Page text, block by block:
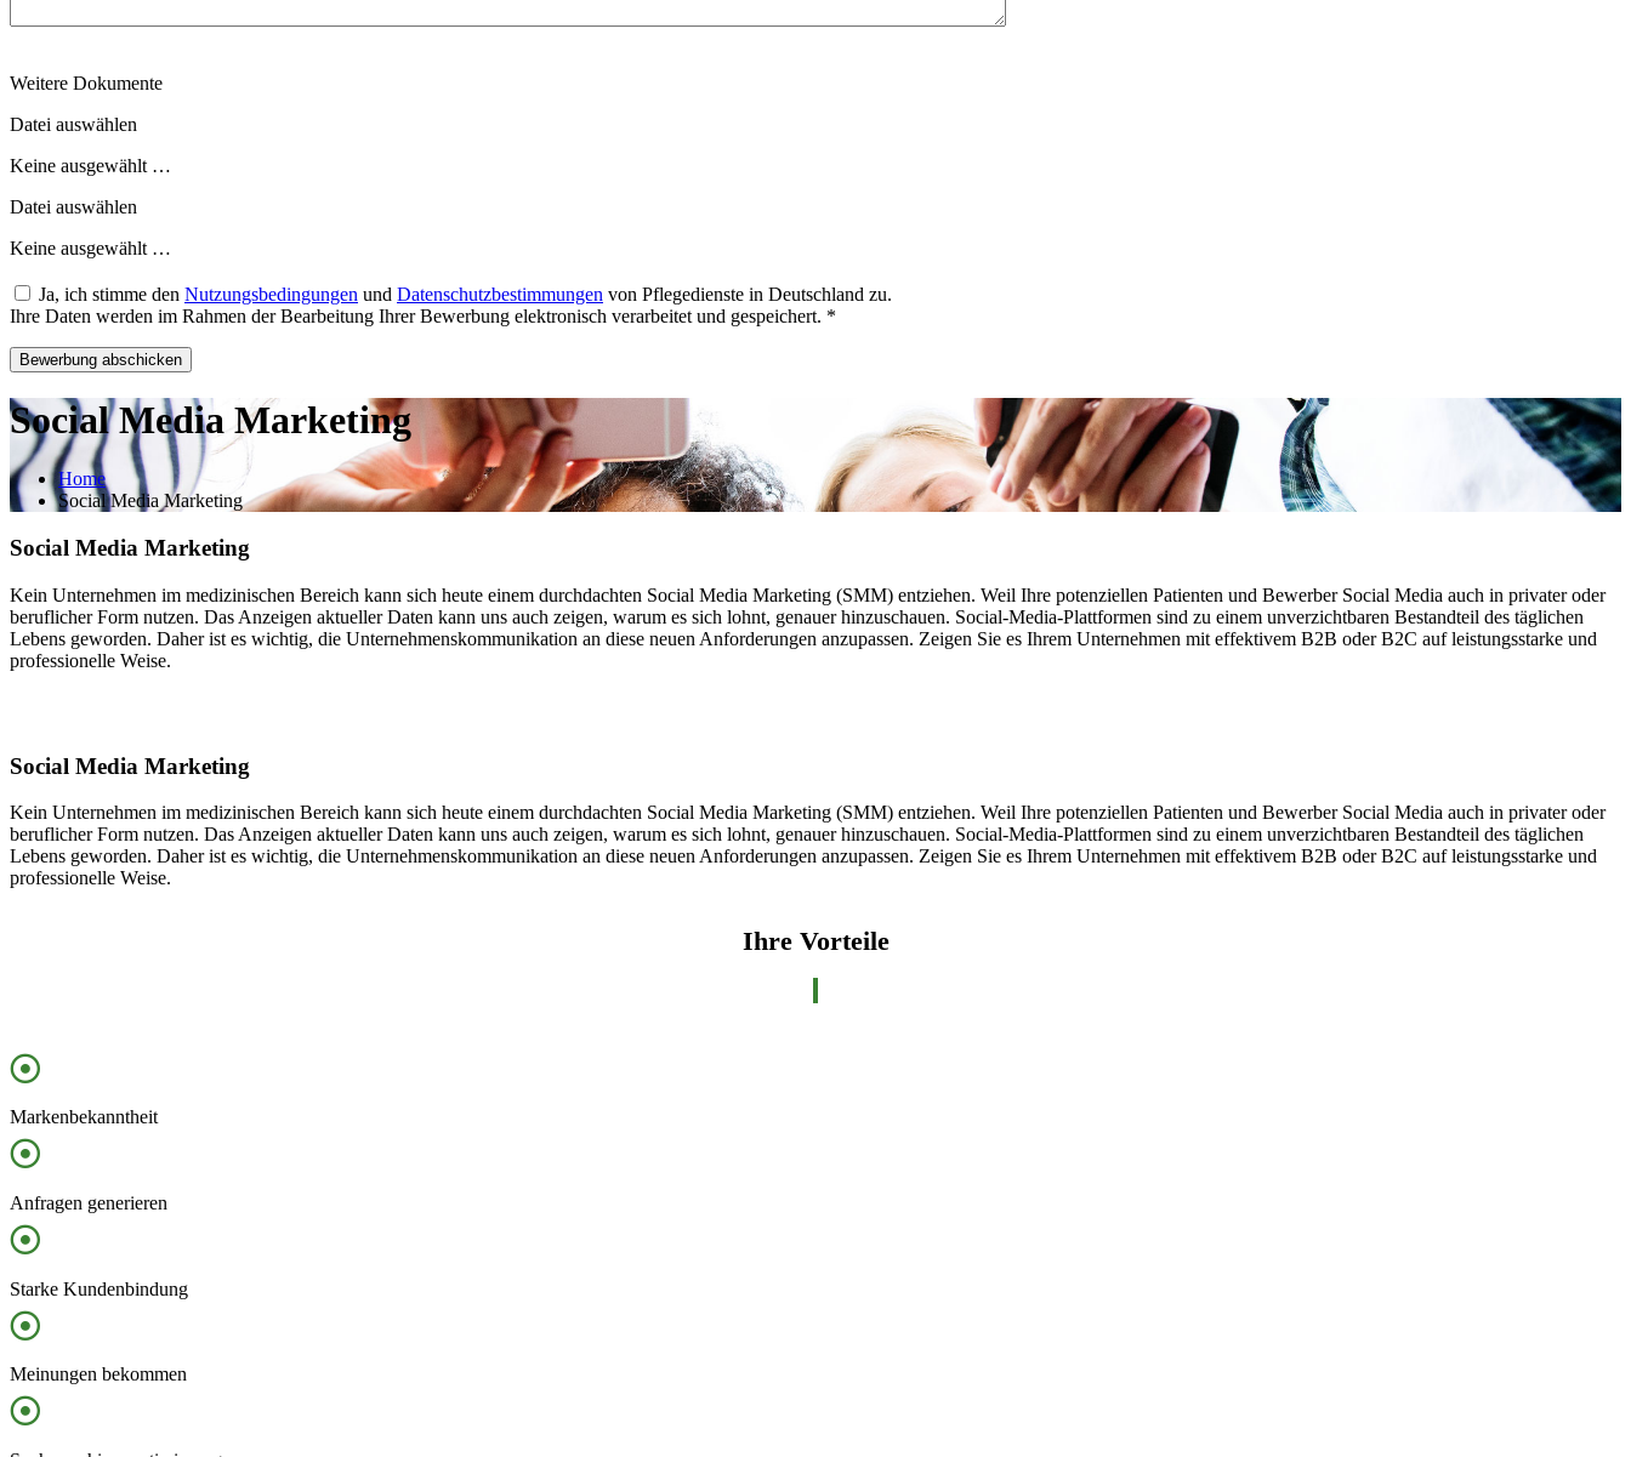
Weitere Dokumente
Datei auswählen
Keine ausgewählt …
Datei auswählen
Keine ausgewählt …
Ja, ich stimme den Nutzungsbedingungen und Datenschutzbestimmungen von Pflegedienste in Deutschland zu.
Ihre Daten werden im Rahmen der Bearbeitung Ihrer Bewerbung elektronisch verarbeitet und gespeichert. *
Bewerbung abschicken
Social Media Marketing
Home
Social Media Marketing
Social Media Marketing
Kein Unternehmen im medizinischen Bereich kann sich heute einem durchdachten Social Media Marketing (SMM) entziehen. Weil Ihre potenziellen Patienten und Bewerber Social Media auch in privater oder
beruflicher Form nutzen. Das Anzeigen aktueller Daten kann uns auch zeigen, warum es sich lohnt, genauer hinzuschauen. Social-Media-Plattformen sind zu einem unverzichtbaren Bestandteil des täglichen
Lebens geworden. Daher ist es wichtig, die Unternehmenskommunikation an diese neuen Anforderungen anzupassen. Zeigen Sie es Ihrem Unternehmen mit effektivem B2B oder B2C auf leistungsstarke und
professionelle Weise.
Social Media Marketing
Kein Unternehmen im medizinischen Bereich kann sich heute einem durchdachten Social Media Marketing (SMM) entziehen. Weil Ihre potenziellen Patienten und Bewerber Social Media auch in privater oder
beruflicher Form nutzen. Das Anzeigen aktueller Daten kann uns auch zeigen, warum es sich lohnt, genauer hinzuschauen. Social-Media-Plattformen sind zu einem unverzichtbaren Bestandteil des täglichen
Lebens geworden. Daher ist es wichtig, die Unternehmenskommunikation an diese neuen Anforderungen anzupassen. Zeigen Sie es Ihrem Unternehmen mit effektivem B2B oder B2C auf leistungsstarke und
professionelle Weise.
Ihre Vorteile
Markenbekanntheit
Anfragen generieren
Starke Kundenbindung
Meinungen bekommen